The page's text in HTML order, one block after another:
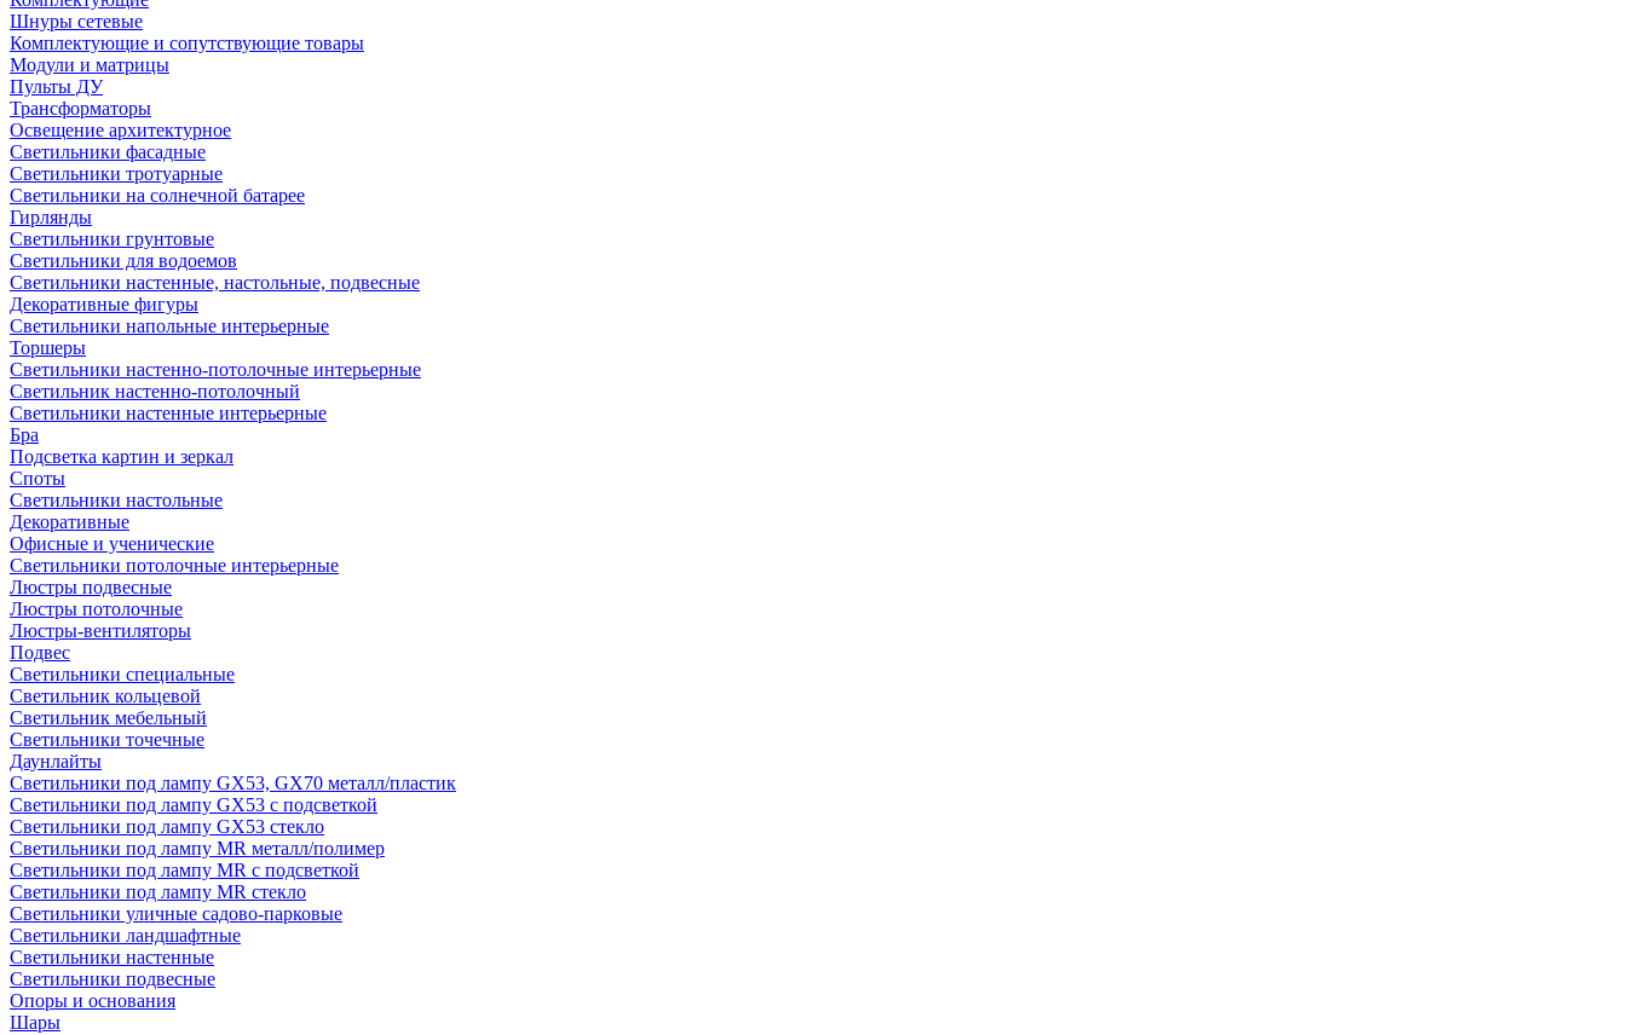
Шнуры сетевые
Комплектующие и сопутствующие товары
Модули и матрицы
Пульты ДУ
Трансформаторы
Освещение архитектурное
Светильники фасадные
Светильники тротуарные
Светильники на солнечной батарее
Гирлянды
Светильники грунтовые
Светильники для водоемов
Светильники настенные, настольные, подвесные
Декоративные фигуры
Светильники напольные интерьерные
Торшеры
Светильники настенно-потолочные интерьерные
Светильник настенно-потолочный
Светильники настенные интерьерные
Бра
Подсветка картин и зеркал
Споты
Светильники настольные
Декоративные
Офисные и ученические
Светильники потолочные интерьерные
Люстры подвесные
Люстры потолочные
Люстры-вентиляторы
Подвес
Светильники специальные
Светильник кольцевой
Светильник мебельный
Светильники точечные
Даунлайты
Светильники под лампу GX53, GX70 металл/пластик
Светильники под лампу GX53 с подсветкой
Светильники под лампу GX53 стекло
Светильники под лампу MR металл/полимер
Светильники под лампу MR с подсветкой
Светильники под лампу MR стекло
Светильники уличные садово-парковые
Светильники ландшафтные
Светильники настенные
Светильники подвесные
Опоры и основания
Шары